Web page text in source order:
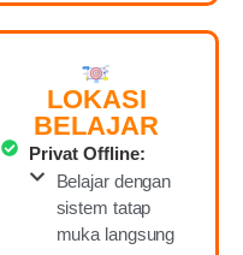
LOKASI
BELAJAR
Privat Offline:
Belajar dengan
sistem tatap
muka langsung